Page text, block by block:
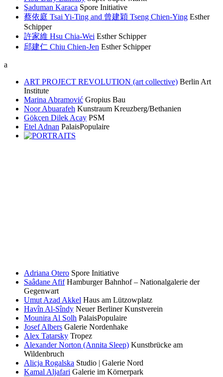
Şaduman Karaca Spore Initiative
蔡依庭 Tsai Yi-Ting and 曾建穎 Tseng Chien-Ying Esther
Schipper
許家維 Hsu Chia-Wei Esther Schipper
邱建仁 Chiu Chien-Jen Esther Schipper
a
ART PROJECT REVOLUTION (art collective) Berlin Art
Institute
Marina Abramović Gropius Bau
Noor Abuarafeh Kunstraum Kreuzberg/Bethanien
Gökçen Dilek Acay PSM
Etel Adnan PalaisPopulaire
Adriana Otero Spore Initiative
Saâdane Afif Hamburger Bahnhof – Nationalgalerie der
Gegenwart
Umut Azad Akkel Haus am Lützowplatz
Havîn Al-Sîndy Neuer Berliner Kunstverein
Mounira Al Solh PalaisPopulaire
Josef Albers Galerie Nordenhake
Alex Tatarsky Tropez
Alexander Norton (Annita Sleep) Kunstbrücke am
Wildenbruch
Alicja Rogalska Studio | Galerie Nord
Kamal Aljafari Galerie im Körnerpark